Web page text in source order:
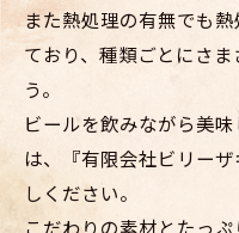
また熱処理の有無でも
ており、種類ごとにさ
う。
ビールを飲みながら美
は、『有限会社ビリー
しください。